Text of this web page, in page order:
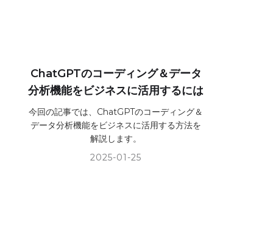
ChatGPTのコーディング＆データ
分析機能をビジネスに活用するには
今回の記事では、ChatGPTのコーディング＆
データ分析機能をビジネスに活用する方法を
解説します。
2025-01-25